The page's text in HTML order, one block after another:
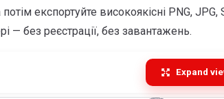
потім експортуйте високоякісні PNG,
— без реєстрації, без завантажень.
Expand